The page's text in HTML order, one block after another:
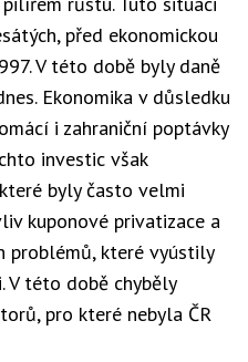
před ekonomickou
V této době byly daně
Ekonomika v důsledku
i zahraniční poptávky
investic však
byly často velmi
kuponové privatizace a
problémů, které vyústily
V této době chyběly
pro které nebyla ČR